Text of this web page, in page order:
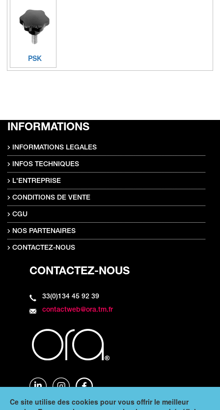
PSK
INFORMATIONS
INFORMATIONS LEGALES
INFOS TECHNIQUES
L'ENTREPRISE
CONDITIONS DE VENTE
CGU
NOS PARTENAIRES
CONTACTEZ-NOUS
CONTACTEZ-NOUS
33(0)134 45 92 39
contactweb@ora.tm.fr
Ce site utilise des cookies pour vous offrir le meilleur